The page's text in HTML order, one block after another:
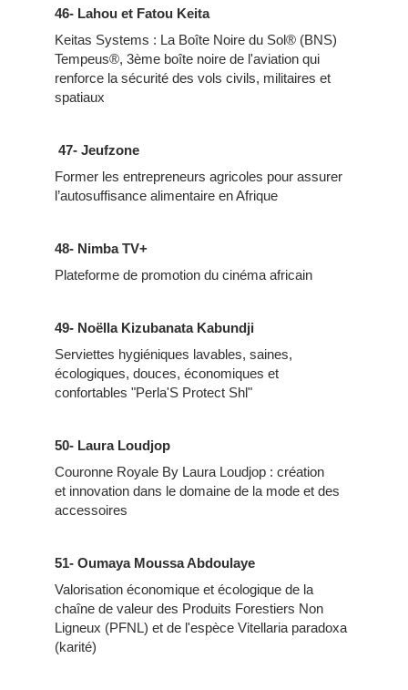
46- Lahou et Fatou Keita
Keitas Systems : La Boîte Noire du Sol® (BNS)
Tempeus®, 3ème boîte noire de l'aviation qui
renforce la sécurité des vols civils, militaires et
spatiaux
47- Jeufzone
Former les entrepreneurs agricoles pour assurer
l’autosuffisance alimentaire en Afrique
48- Nimba TV+
Plateforme de promotion du cinéma africain
49- Noëlla Kizubanata Kabundji
Serviettes hygiéniques lavables, saines,
écologiques, douces, économiques et
confortables "Perla'S Protect Shl"
50- Laura Loudjop
Couronne Royale By Laura Loudjop : création
et innovation dans le domaine de la mode et des
accessoires
51- Oumaya Moussa Abdoulaye
Valorisation économique et écologique de la
chaîne de valeur des Produits Forestiers Non
Ligneux (PFNL) et de l'espèce Vitellaria paradoxa
(karité)